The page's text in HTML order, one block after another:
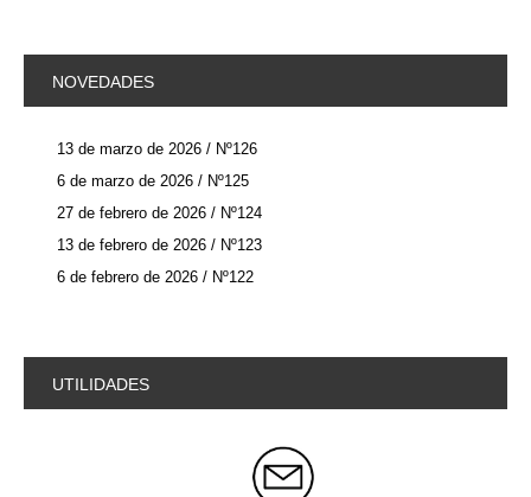
NOVEDADES
13 de marzo de 2026 / Nº126
6 de marzo de 2026 / Nº125
27 de febrero de 2026 / Nº124
13 de febrero de 2026 / Nº123
6 de febrero de 2026 / Nº122
UTILIDADES